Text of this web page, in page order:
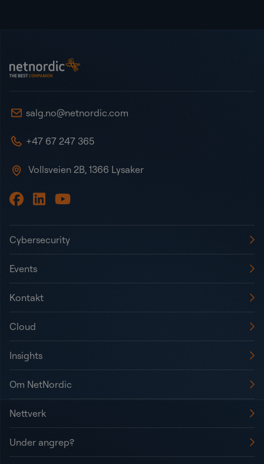
NetNordic Norway
salg.no@netnordic.com
+47 67 247 365
Vollsveien 2B, 1366 Lysaker
Cybersecurity
Events
Kontakt
Cloud
Insights
Om NetNordic
Nettverk
Under angrep?